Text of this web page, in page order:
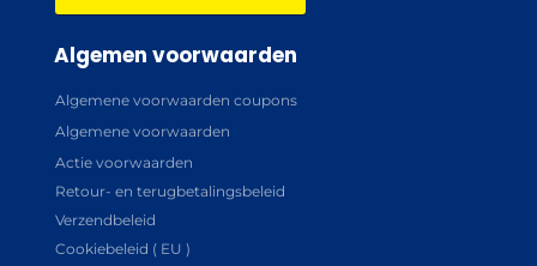
Algemen voorwaarden
Algemene voorwaarden coupons
Algemene voorwaarden
Actie voorwaarden
Retour- en terugbetalingsbeleid
Verzendbeleid
Cookiebeleid ( EU )